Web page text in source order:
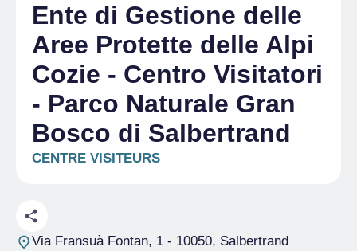
Ente di Gestione delle
Aree Protette delle Alpi
Cozie - Centro Visitatori
- Parco Naturale Gran
Bosco di Salbertrand
CENTRE VISITEURS
Via Fransuà Fontan, 1- 10050, Salbertrand